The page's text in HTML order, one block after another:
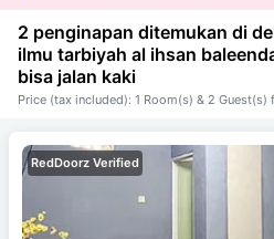
2 penginapan ditemukan di
ilmu tarbiyah al ihsan
bisa jalan kaki
Price (tax included): 1 Room(s) & 2 Guest(s)
RedDoorz Verified